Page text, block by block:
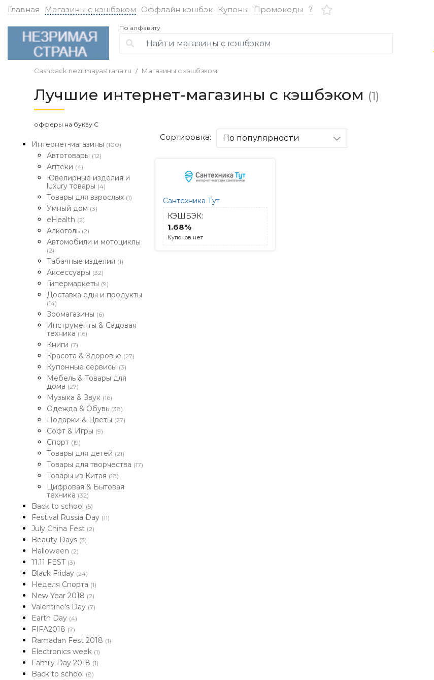
Главная Магазины с кэшбэком Оффлайн кэшбэк Купоны Промокоды ?
По алфавиту
Cashback.nezrimayastrana.ru Магазины с кэшбэком
Лучшие интернет-магазины с кэшбэком (1)
офферы на букву С
Интернет-магазины (100)
Автотовары (12)
Аптеки (4)
Ювелирные изделия и
luxury товары (4)
Товары для взрослых (1)
Умный дом (3)
eHealth (2)
Алкоголь (2)
Автомобили и мотоциклы
(2)
Табачные изделия (1)
Аксессуары (32)
Гипермаркеты (9)
Доставка еды и продукты
(14)
Зоомагазины (6)
Инструменты & Садовая
техника (16)
Книги (7)
Красота & Здоровье (27)
Купонные сервисы (3)
Мебель & Товары для
дома (27)
Музыка & Звук (16)
Одежда & Обувь (38)
Подарки & Цветы (27)
Софт & Игры (9)
Спорт (19)
Товары для детей (21)
Товары для творчества (17)
Товары из Китая (18)
Цифровая & Бытовая
техника (32)
Back to school (5)
Festival Russia Day (11)
July China Fest (2)
Beauty Days (3)
Halloween (2)
11.11 FEST (3)
Black Friday (24)
Неделя Спорта (1)
New Year 2018 (2)
Valentine's Day (7)
Earth Day (4)
FIFA2018 (7)
Ramadan Fest 2018 (1)
Electronics week (1)
Family Day 2018 (1)
Back to school (8)
Сортировка: По популярности
Сантехника Тут
КЭШБЭК:
1.68%
Купонов нет